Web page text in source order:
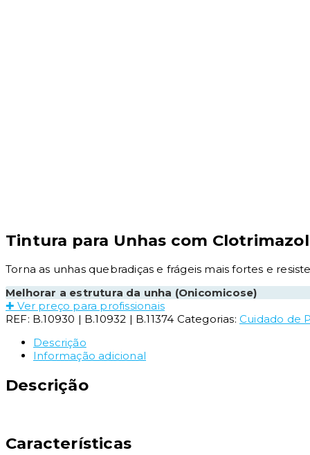
Tintura para Unhas com Clotrimazol
Torna as unhas quebradiças e frágeis mais fortes e
Melhorar a estrutura da unha (Onicomicose)
✚ Ver preço para profissionais
REF: B.10930 | B.10932 | B.11374 Categorias:Cuidado de
Descrição
Informação adicional
Descrição
Características